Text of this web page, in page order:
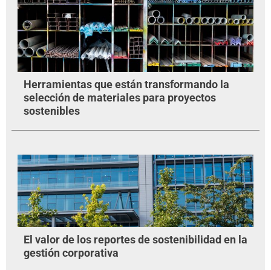
Herramientas que están transformando la
selección de materiales para proyectos
sostenibles
El valor de los reportes de sostenibilidad en la
gestión corporativa